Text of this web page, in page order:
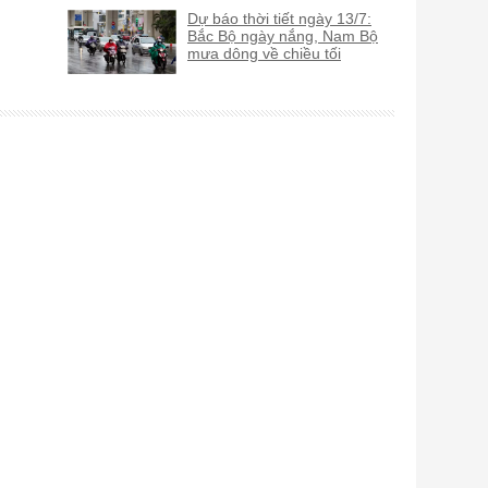
Dự báo thời tiết ngày 13/7:
Bắc Bộ ngày nắng, Nam Bộ
mưa dông về chiều tối